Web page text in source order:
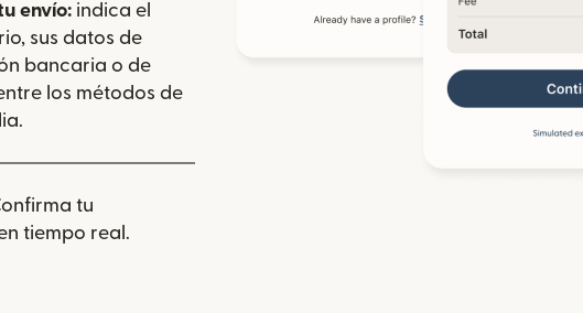
envío: indica el
sus datos de
bancaria o de
los métodos de
tu
tiempo real.